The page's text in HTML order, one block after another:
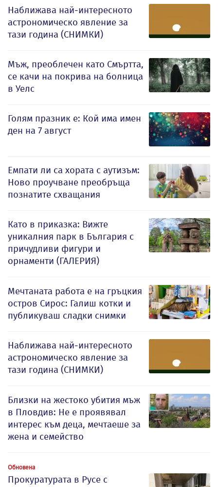
Наближава най-интересното
астрономическо явление за
тази година (СНИМКИ)
Мъж, преоблечен като Смъртта,
се качи на покрива на болница
в Уелс
Голям празник е: Кой има имен
ден на 7 август
Емпати ли са хората с аутизъм:
Ново проучване преобръща
познатите схващания
Като в приказка: Вижте
уникалния парк в България с
причудливи фигури и
орнаменти (ГАЛЕРИЯ)
Мечтаната работа е на гръцкия
остров Сирос: Галиш котки и
публикуваш сладки снимки
Наближава най-интересното
астрономическо явление за
тази година (СНИМКИ)
Близки на жестоко убития мъж
в Пловдив: Не е проявявал
интерес към деца, мечтаеше за
жена и семейство
Обновена
Прокуратурата в Русе с